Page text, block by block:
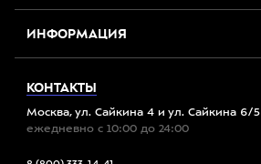
ИНФОРМАЦИЯ
КОНТАКТЫ
Москва, ул. Сайкина 4 и ул. Сайкина 6/5
ежедневно с 10:00 до 24:00